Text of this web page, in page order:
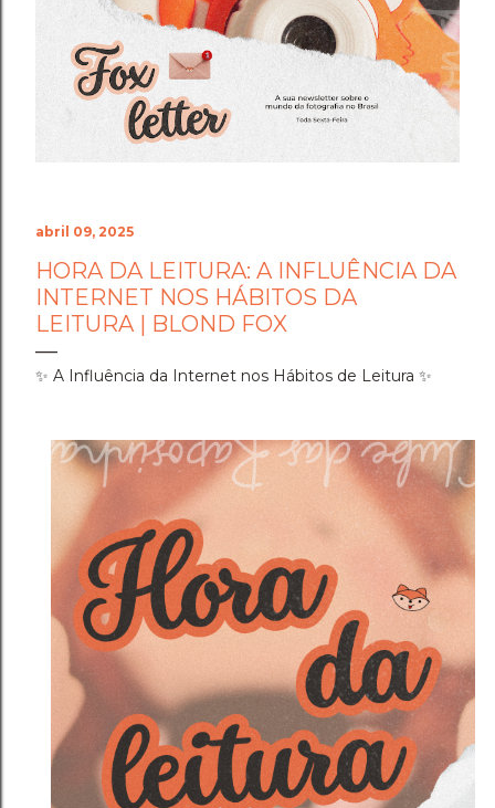
Beijos da raposa e até a próxima!!
abril 09, 2025
HORA DA LEITURA: A INFLUÊNCIA DA
INTERNET NOS HÁBITOS DA
LEITURA | BLOND FOX
✨ A Influência da Internet nos Hábitos de Leitura ✨️